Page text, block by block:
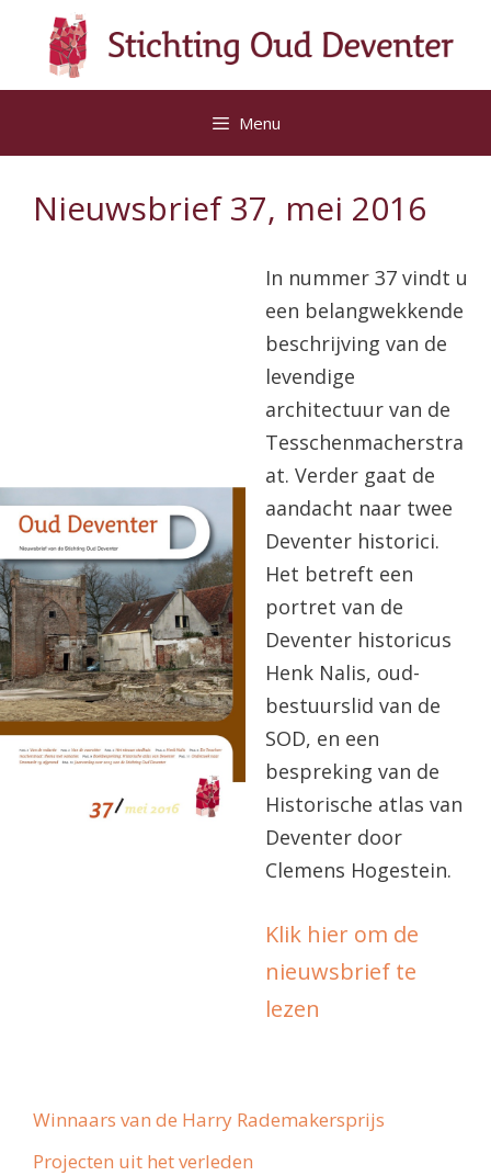
inhoud
Menu
Nieuwsbrief 37, mei 2016
In nummer 37 vindt u
een belangwekkende
beschrijving van de
levendige
architectuur van de
Tesschenmacherstra
at. Verder gaat de
aandacht naar twee
Deventer historici.
Het betreft een
portret van de
Deventer historicus
Henk Nalis, oud-
bestuurslid van de
SOD, en een
bespreking van de
Historische atlas van
Deventer door
Clemens Hogestein.
Klik hier om de
nieuwsbrief te
lezen
Winnaars van de Harry Rademakersprijs
Projecten uit het verleden